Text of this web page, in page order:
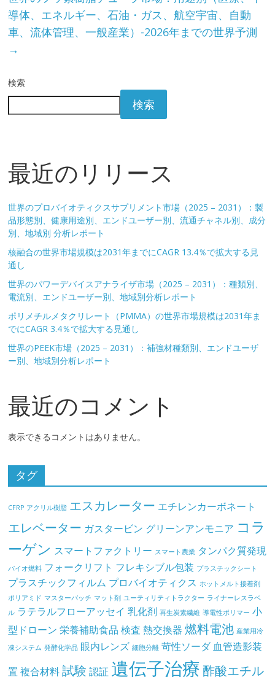
導体、エネルギー、石油・ガス、航空宇宙、自動
車、流体管理、一般産業）-2026年までの世界予測
→
検索
検索
最近のリリース
世界のプロバイオティクスサプリメント市場（2025 – 2031）：製
品形態別、健康用途別、エンドユーザー別、流通チャネル別、成分
別、地域別 分析レポート
核融合の世界市場規模は2031年までにCAGR 13.4％で拡大する見
通し
世界のパワーデバイスアナライザ市場（2025 – 2031）：種類別、
電流別、エンドユーザー別、地域別分析レポート
ポリメチルメタクリレート（PMMA）の世界市場規模は2031年ま
でにCAGR 3.4％で拡大する見通し
世界のPEEK市場（2025 – 2031）：補強材種類別、エンドユーザ
ー別、地域別分析レポート
最近のコメント
表示できるコメントはありません。
タグ
CFRP アクリル樹脂 エスカレーター エチレンカーボネート
エレベーター ガスタービン グリーンアンモニア コラ
ーゲン スマートファクトリー スマート農業 タンパク質発現
バイオ燃料 フォークリフト フレキシブル包装 プラスチックシート
プラスチックフィルム プロバイオティクス ホットメルト接着剤
ポリアミド マスターバッチ マット剤 ユーティリティトラクター ライナーレスラベ
ル ラテラルフローアッセイ 乳化剤 再生炭素繊維 導電性ポリマー 小
型ドローン 栄養補助食品 検査 熱交換器 燃料電池 産業用冷
凍システム 発酵化学品 眼内レンズ 細胞分離 苛性ソーダ 血管造影装
置 複合材料 試験 認証 遺伝子治療 酢酸エチル